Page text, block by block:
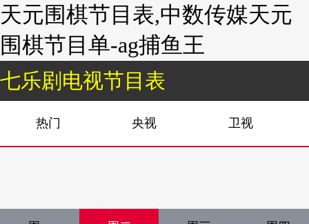
天元围棋节目表,中数传媒天元
围棋节目单-ag捕鱼王
七乐剧电视节目表
热门 央视 卫视